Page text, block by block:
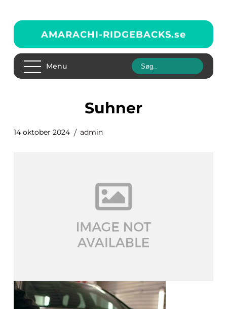
AMARACHI-RIDGEBACKS.se
Menu
Suhner
14 oktober 2024 admin